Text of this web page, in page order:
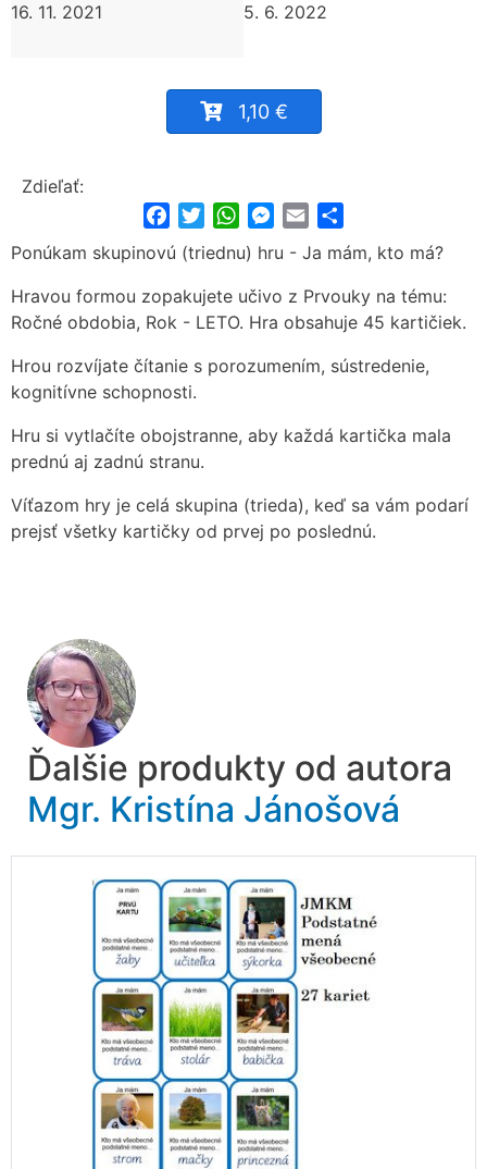
16. 11. 2021
5. 6. 2022
1,10 €
Zdieľať:
FacebookTwitterWhatsApp
Messenger
Email
Ponúkam skupinovú (triednu) hru - Ja mám, kto má?
Hravou formou zopakujete učivo z Prvouky na tému:
Ročné obdobia, Rok - LETO. Hra obsahuje 45 kartičiek.
Hrou rozvíjate čítanie s porozumením, sústredenie,
kognitívne schopnosti.
Hru si vytlačíte obojstranne, aby každá kartička mala
prednú aj zadnú stranu.
Víťazom hry je celá skupina (trieda), keď sa vám podarí
prejsť všetky kartičky od prvej po poslednú.
Ďalšie produkty od autora
Mgr. Kristína Jánošová